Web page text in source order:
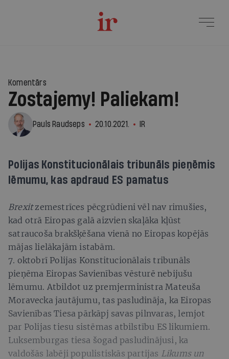
Komentārs
Zostajemy! Paliekam!
Pauls Raudseps 20.10.2021. IR
Polijas Konstitucionālais tribunāls pieņēmis
lēmumu, kas apdraud ES pamatus
Brexitzemestrīces pēcgrūdieni vēl nav rimušies,
kad otrā Eiropas galā aizvien skaļāka kļūst
satraucoša brakšķēšana vienā no Eiropas kopējās
mājas lielākajām istabām.
7. oktobrī Polijas Konstitucionā­lais tribunāls
pieņēma Eiropas Sa­vienības vēsturē nebijušu
lēmumu. Atbildot uz premjerministra Mateuša
Moravecka jautājumu, tas pasludināja, ka Eiropas
Savienības Tiesa pārkāpj savas pilnvaras, lemjot
par Polijas tiesu sistēmas atbilstību ES likumiem.
Luksemburgas tiesa šogad pasludinājusi, ka
valdošās labēji populistiskās partijas Likums un